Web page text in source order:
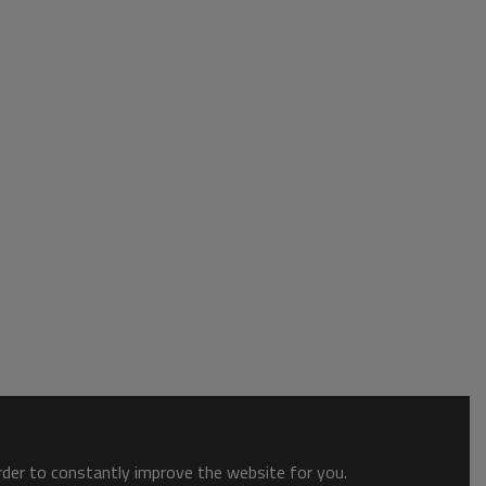
to constantly improve the website for you.